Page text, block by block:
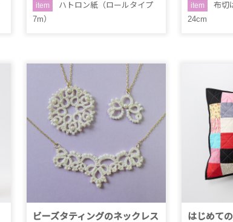
item
ハトロン紙（ロールタイプ
7m）
item
布切
24cm
ビーズタティングのネックレス
はじめて